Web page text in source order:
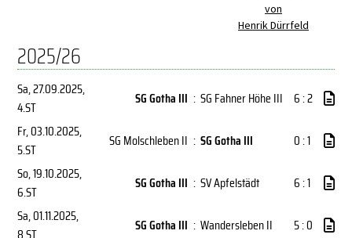
von
Henrik Dürrfeld
2025/26
Sa, 27.09.2025,
4.ST
SG Gotha III : SG Fahner Höhe III 6 : 2
Fr, 03.10.2025,
5.ST
SG Molschleben II : SG Gotha III
0 : 1
So, 19.10.2025,
6.ST
SG Gotha III : SV Apfelstädt
6 : 1
Sa, 01.11.2025,
SG Gotha III : Wandersleben II 5 : 0